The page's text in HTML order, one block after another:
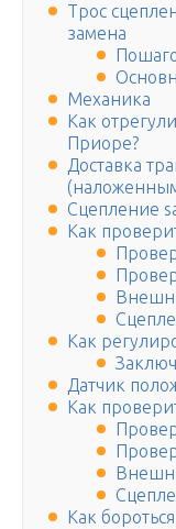
Трос
замена
Механика
Как
Приоре?
Доставка
Сцепление
Как
Как
Датчик
Как
Как